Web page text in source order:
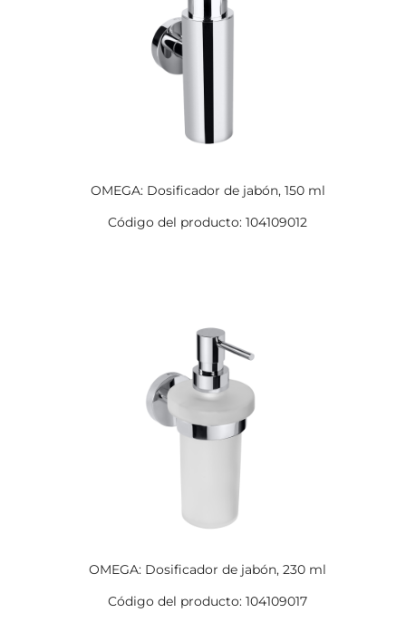
OMEGA: Dosificador de jabón, 150 ml
Código del producto: 104109012
OMEGA: Dosificador de jabón, 230 ml
Código del producto: 104109017